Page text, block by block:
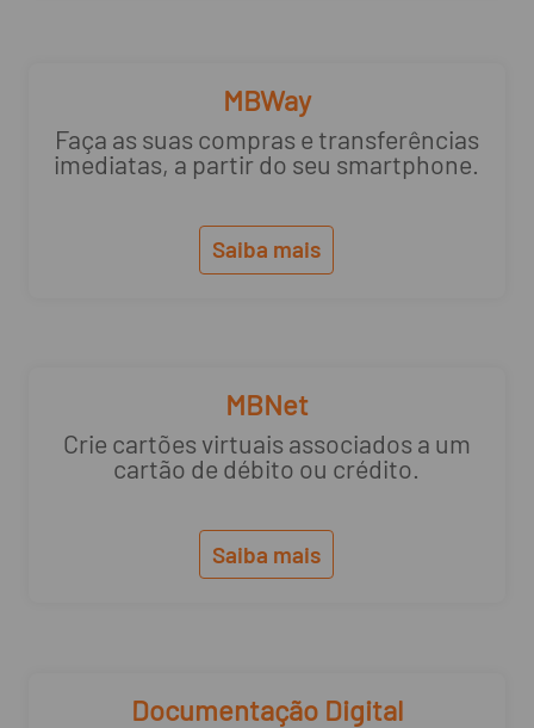
MBWay
Faça as suas compras e transferências
imediatas, a partir do seu smartphone.
Saiba mais
MBNet
Crie cartões virtuais associados a um
cartão de débito ou crédito.
Saiba mais
Documentação Digital